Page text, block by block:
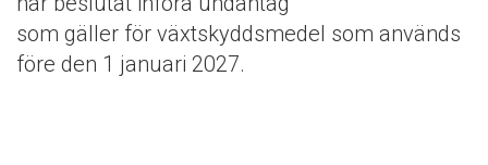
som gäller för växtskyddsmedel som används
före den 1 januari 2027.